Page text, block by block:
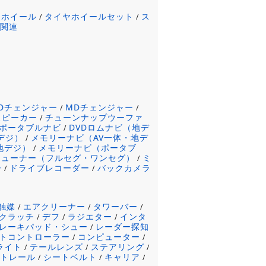
イール / タイヤホイールセット / ス
連
チェンジャー / MDチェンジャー /
ーカー /チューンナップウーファ
ータブルナビ / DVDロムナビ（地デ
）
/ メモリーナビ（AV一体・地デ
ジ）
/ メモリーナビ（ポータブ
ーナー（フルセグ・ワンセグ）
/ ミ
/ ドライブレコーダー /バックカメラ
媒 / エアクリーナー / タワーバー /
ラッチ /デフ / ラジエター / インタ
ーキパッド・シュー / レーダー探知
コントローラー / コンピューター /
イト / テールレンズ / ステアリング /
レール / シートベルト / キャリア /